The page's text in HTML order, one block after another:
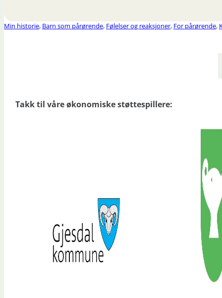
Min historie, Barn som pårørende, Følelser og reaksjoner, For pårørende,
Takk til våre økonomiske støttespillere: